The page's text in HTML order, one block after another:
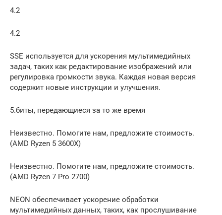
4.2
4.2
SSE используется для ускорения мультимедийных
задач, таких как редактирование изображений или
регулировка громкости звука. Каждая новая версия
содержит новые инструкции и улучшения.
5.биты, передающиеся за то же время
Неизвестно. Помогите нам, предложите стоимость.
(AMD Ryzen 5 3600X)
Неизвестно. Помогите нам, предложите стоимость.
(AMD Ryzen 7 Pro 2700)
NEON обеспечивает ускорение обработки
мультимедийных данных, таких, как прослушивание